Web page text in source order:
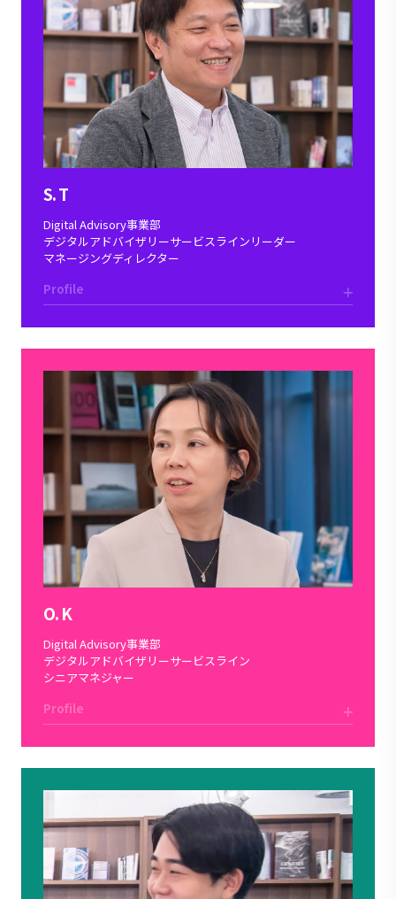
S. T
Digital Advisory事業部
デジタルアドバイザリーサービスラインリーダー
マネージングディレクター
Profile
O. K
Digital Advisory事業部
デジタルアドバイザリーサービスライン
シニアマネジャー
Profile